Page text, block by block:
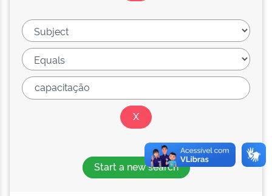
Start a new search